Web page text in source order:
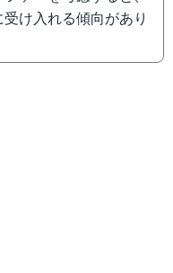
け入れる傾向があり